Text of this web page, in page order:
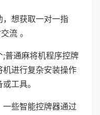
想获取一对一指
流 。
普通麻将机程序控牌
进行复杂安装操作
工具。
些智能控牌器通过